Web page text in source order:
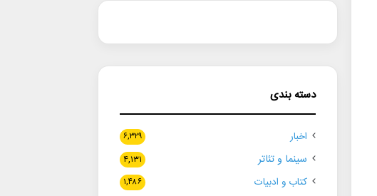
دسته بندی
اخبار ۶,۳۲۹
سینما و تئاتر ۴,۱۳۱
کتاب و ادبیات ۱,۴۸۶